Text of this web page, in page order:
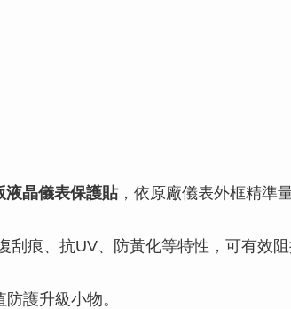
液晶儀表保護貼，依原廠儀表外框精準
刮痕、抗UV、防黃化等特性，可有效
護升級小物。